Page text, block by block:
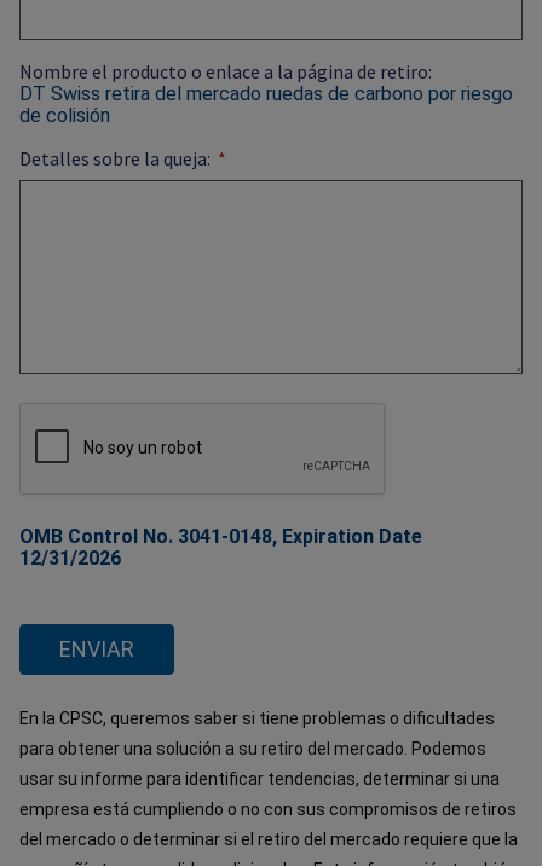
Nombre el producto o enlace a la página de retiro:
DT Swiss retira del mercado ruedas de carbono por riesgo
de colisión
Detalles sobre la queja:
OMB Control No. 3041-0148, Expiration Date
12/31/2026
En la CPSC, queremos saber si tiene problemas o dificultades
para obtener una solución a su retiro del mercado. Podemos
usar su informe para identificar tendencias, determinar si una
empresa está cumpliendo o no con sus compromisos de retiros
del mercado o determinar si el retiro del mercado requiere que la